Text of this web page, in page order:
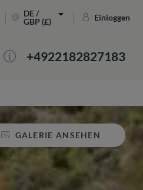
DE /
GBP (£)
Einloggen
+4922182827183
GALERIE ANSEHEN